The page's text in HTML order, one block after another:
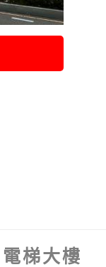
電梯大樓